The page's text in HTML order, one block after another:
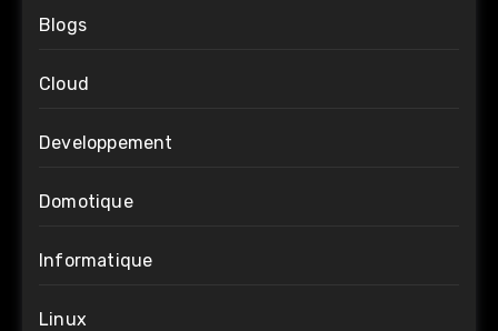
Blogs
Cloud
Developpement
Domotique
Informatique
Linux